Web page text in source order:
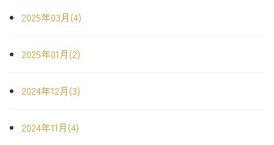
2025年03月(4)
2025年01月(2)
2024年12月(3)
2024年11月(4)